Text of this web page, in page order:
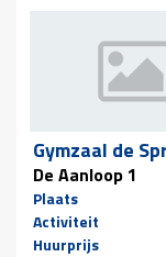
Gymzaal de
De Aanloop 1
Plaats
Activiteit
Huurprijs